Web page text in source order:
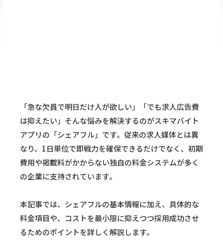
「急な欠員で明日だけ人が欲しい」「でも求人広告費
は抑えたい」そんな悩みを解決するのがスキマバイト
アプリの「シェアフル」です。従来の求人媒体とは異
なり、1日単位で即戦力を確保できるだけでなく、初期
費用や掲載料がかからない独自の料金システムが多く
の企業に支持されています。
本記事では、シェアフルの基本情報に加え、具体的な
料金項目や、コストを最小限に抑えつつ採用成功させ
るためのポイントを詳しく解説します。